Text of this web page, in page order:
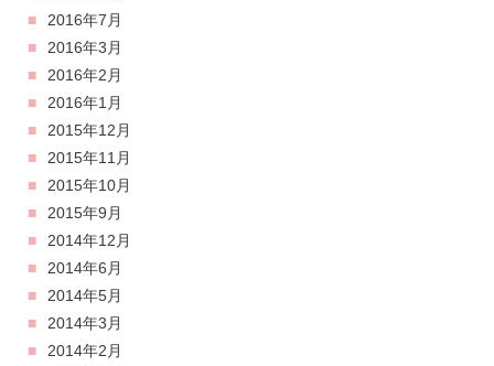
2016年7月
2016年3月
2016年2月
2016年1月
2015年12月
2015年11月
2015年10月
2015年9月
2014年12月
2014年6月
2014年5月
2014年3月
2014年2月